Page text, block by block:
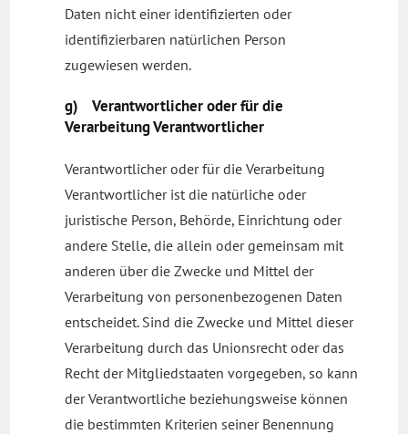
Daten nicht einer identifizierten oder
identifizierbaren natürlichen Person
zugewiesen werden.
g) Verantwortlicher oder für die
Verarbeitung Verantwortlicher
Verantwortlicher oder für die Verarbeitung
Verantwortlicher ist die natürliche oder
juristische Person, Behörde, Einrichtung oder
andere Stelle, die allein oder gemeinsam mit
anderen über die Zwecke und Mittel der
Verarbeitung von personenbezogenen Daten
entscheidet. Sind die Zwecke und Mittel dieser
Verarbeitung durch das Unionsrecht oder das
Recht der Mitgliedstaaten vorgegeben, so kann
der Verantwortliche beziehungsweise können
die bestimmten Kriterien seiner Benennung